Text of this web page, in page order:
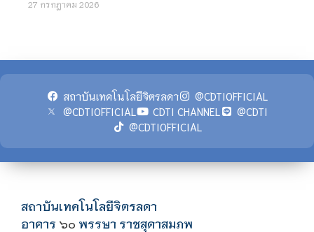
27 กรกฎาคม 2026
สถาบันเทคโนโลยีจิตรลดา
@CDTIOFFICIAL
@CDTIOFFICIAL
CDTI CHANNEL
@CDTI
@CDTIOFFICIAL
สถาบันเทคโนโลยีจิตรลดา
อาคาร ๖๐ พรรษา ราชสุดาสมภพ